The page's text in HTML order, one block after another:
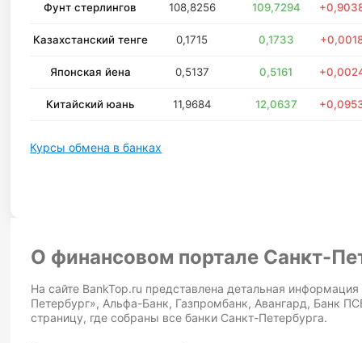
Фунт стерлингов 108,8256 109,7294
Казахстанский тенге 0,1715 0,1733
Японская йена 0,5137 0,5161
Китайский юань 11,9684 12,0637
Курсы обмена в банках
О финансовом портале Санкт-
На сайте BankTop.ru представлена детальная
Петербург», Альфа-Банк, Газпромбанк, Авангард, Банк
страницу, где собраны все банки Санкт-Петербурга.